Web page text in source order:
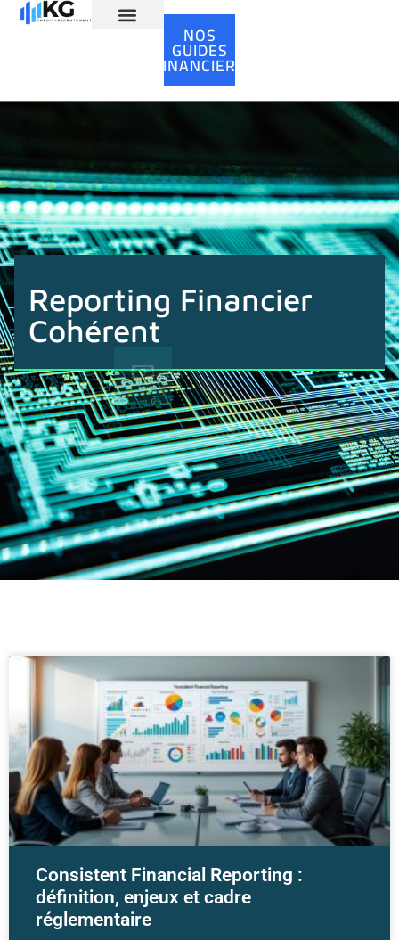
NOS
GUIDES
FINANCIERS
Reporting Financier
Cohérent
Consistent Financial Reporting :
définition, enjeux et cadre
réglementaire